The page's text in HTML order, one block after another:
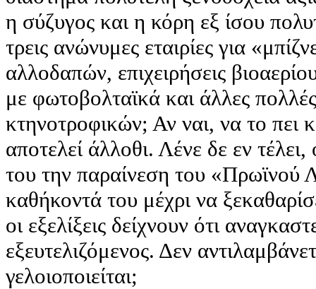
η σύζυγος και η κόρη εξ ίσου
τρεις ανώνυμες εταιρίες για
αλλοδαπών, επιχειρήσεις
με φωτοβολταϊκά και άλλες
κτηνοτροφικών; Αν ναι, να το πει
αποτελεί άλλοθι. Λένε δε εν
του την παραίνεση του «Πρωϊνού
καθήκοντά του μέχρι να
οι εξελίξεις δείχνουν ότι
εξευτελιζόμενος. Δεν
γελοιοποιείται;